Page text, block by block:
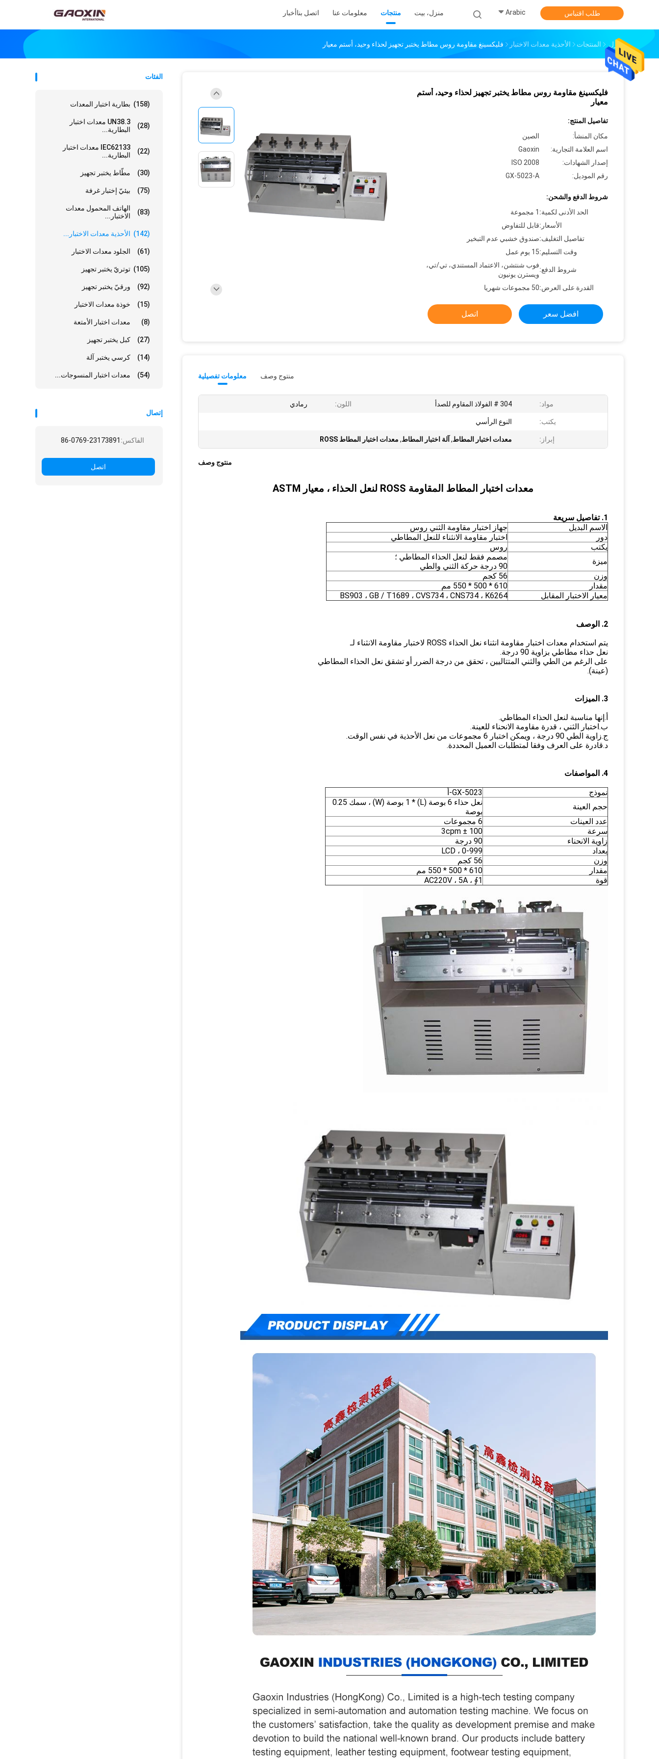
منزل، بيت منتجات معلومات عنا اتصل بناأخبار Arabic طلب اقتباس
منزل المنتجات الأحذية معدات الاختبار فليكسينغ مقاومة روس مطاط يختبر تجهيز لحذاء وحيد، أستم معيار
الفئات
بطارية اختبار المعدات (158)
UN38.3 معدات اختبار
البطارية...
(28)
IEC62133 معدات اختبار
البطارية...
(22)
مطّاط يختبر تجهيز (30)
بيئيّ إختبار غرفة (75)
الهاتف المحمول معدات
الاختبار...
(83)
الأحذية معدات الاختبار... (142)
الجلود معدات الاختبار (61)
توتريّ يختبر تجهيز (105)
ورقيّ يختبر تجهيز (92)
خوذة معدات الاختبار (15)
معدات اختبار الأمتعة (8)
كبل يختبر تجهيز (27)
كرسي يختبر آلة (14)
معدات اختبار المنسوجات... (54)
إتصال
الفاكس: 86-0769-23173891
اتصل
فليكسينغ مقاومة روس مطاط يختبر تجهيز لحذاء وحيد، أستم
معيار
تفاصيل المنتج:
مكان المنشأ:
الصين
اسم العلامة التجارية:
Gaoxin
إصدار الشهادات:
ISO 2008
رقم الموديل:
GX-5023-A
شروط الدفع والشحن:
الحد الأدنى لكمية: 1 مجموعة
الأسعار:قابل للتفاوض
تفاصيل التغليف:صندوق خشبي عدم التبخير
وقت التسليم:15 يوم عمل
شروط الدفع:
فوب شنتشن، الاعتماد المستندي، تي/تي،
ويسترن يونيون
القدرة على العرض:50 مجموعات شهريا
افضل سعر اتصل
معلومات تفصيلية منتوج وصف
مواد: 304 # الفولاذ المقاوم للصدأ اللون: رمادي
يكتب: النوع الرأسي
إبراز: معدات اختبار المطاط, آلة اختبار المطاط, معدات اختبار المطاط ROSS
منتوج وصف
معدات اختبار المطاط المقاومة ROSS لنعل الحذاء ، معيار ASTM
1. تفاصيل سريعة
الاسم البديل
جهاز اختبار مقاومة الثني روس
دور
اختبار مقاومة الانثناء للنعل المطاطي
يكتب
روس
ميزة
مصمم فقط لنعل الحذاء المطاطي ؛
90 درجة حركة الثني والطي
وزن
56 كجم
مقدار
610 * 500 * 550 مم
معيار الاختبار المقابل
BS903 ، GB / T1689 ، CVS734 ، CNS734 ، K6264
2. الوصف
يتم استخدام معدات اختبار مقاومة انثناء نعل الحذاء ROSS لاختبار مقاومة الانثناء لـ
نعل حذاء مطاطي بزاوية 90 درجة.
على الرغم من الطي والثني المتتاليين ، تحقق من درجة الضرر أو تشقق نعل الحذاء المطاطي
(عينة).
3. الميزات
أ.إنها مناسبة لنعل الحذاء المطاطي.
ب.اختبار الثني ، قدرة مقاومة الانحناء للعينة.
ج.زاوية الطي 90 درجة ، ويمكن اختبار 6 مجموعات من نعل الأحذية في نفس الوقت.
د.قادرة على العرف وفقا لمتطلبات العميل المحددة.
4. المواصفات
نموذج
GX-5023-أ
حجم العينة
نعل حذاء 6 بوصة (L) * 1 بوصة (W) ، سمك 0.25
بوصة
عدد العينات
6 مجموعات
سرعة
100 ± 3cpm
زاوية الانحناء
90 درجة
يعداد
LCD ، 0-999
وزن
56 كجم
مقدار
610 * 500 * 550 مم
قوة
1∮ ، AC220V ، 5A